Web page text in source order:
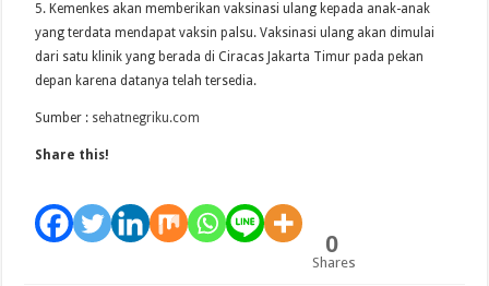
5. Kemenkes akan memberikan vaksinasi ulang kepada anak-anak
yang terdata mendapat vaksin palsu. Vaksinasi ulang akan dimulai
dari satu klinik yang berada di Ciracas Jakarta Timur pada pekan
depan karena datanya telah tersedia.
Sumber : sehatnegriku.com
Share this!
0
Shares